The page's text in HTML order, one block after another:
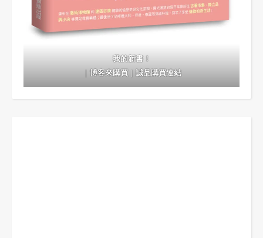
我的新書！
｜博客來購買｜誠品購買連結